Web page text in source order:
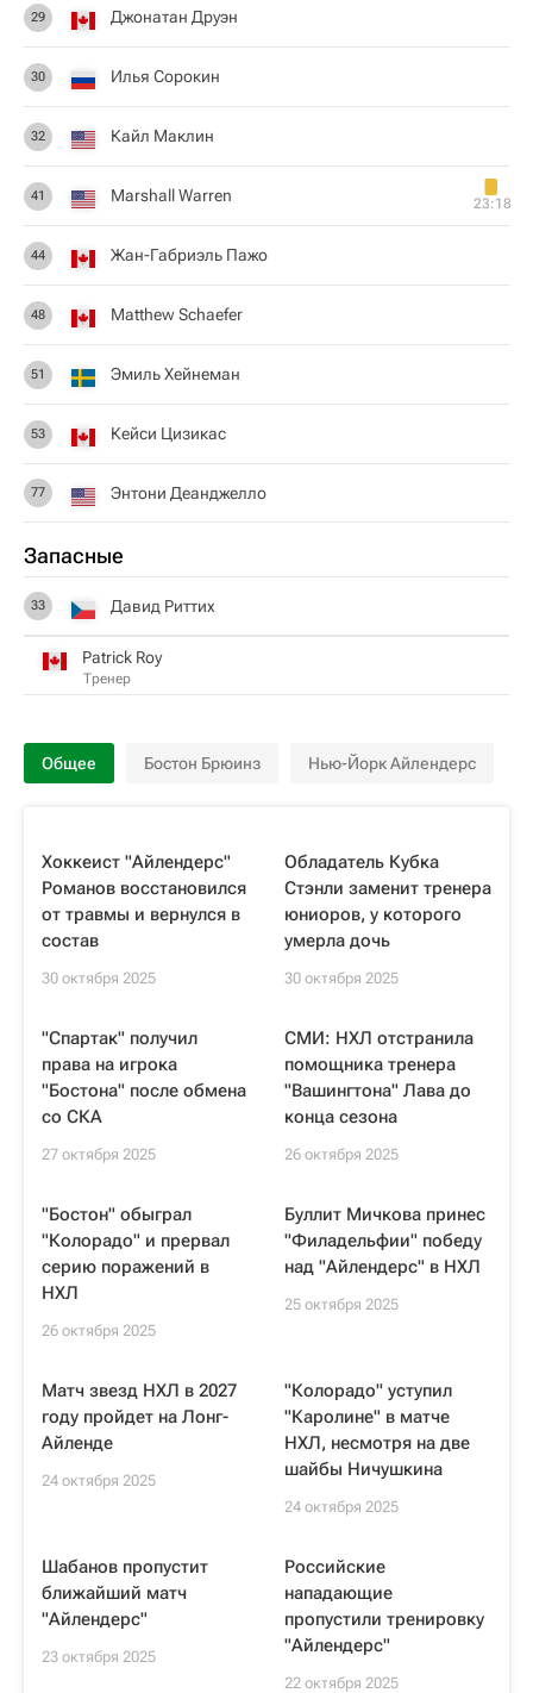
29 Джонатан Друэн
30 Илья Сорокин
32 Кайл Маклин
41 Marshall Warren 23:18
44 Жан-Габриэль Пажо
48 Matthew Schaefer
51 Эмиль Хейнеман
53 Кейси Цизикас
77 Энтони Деанджелло
Запасные
33 Давид Риттих
Patrick Roy
Тренер
Общее Бостон Брюинз Нью-Йорк Айлендерс
Хоккеист "Айлендерс"
Романов восстановился
от травмы и вернулся в
состав
30 октября 2025
Обладатель Кубка
Стэнли заменит тренера
юниоров, у которого
умерла дочь
30 октября 2025
"Спартак" получил
права на игрока
"Бостона" после обмена
со СКА
27 октября 2025
СМИ: НХЛ отстранила
помощника тренера
"Вашингтона" Лава до
конца сезона
26 октября 2025
"Бостон" обыграл
"Колорадо" и прервал
серию поражений в
НХЛ
26 октября 2025
Буллит Мичкова принес
"Филадельфии" победу
над "Айлендерс" в НХЛ
25 октября 2025
Матч звезд НХЛ в 2027
году пройдет на Лонг-
Айленде
24 октября 2025
"Колорадо" уступил
"Каролине" в матче
НХЛ, несмотря на две
шайбы Ничушкина
24 октября 2025
Шабанов пропустит
ближайший матч
"Айлендерс"
23 октября 2025
Российские
нападающие
пропустили тренировку
"Айлендерс"
22 октября 2025